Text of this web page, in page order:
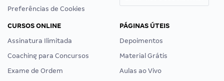
Preferências de Cookies
CURSOS ONLINE
Assinatura Ilimitada
Coaching para Concursos
Exame de Ordem
PÁGINAS ÚTEIS
Depoimentos
Material Grátis
Aulas ao Vivo